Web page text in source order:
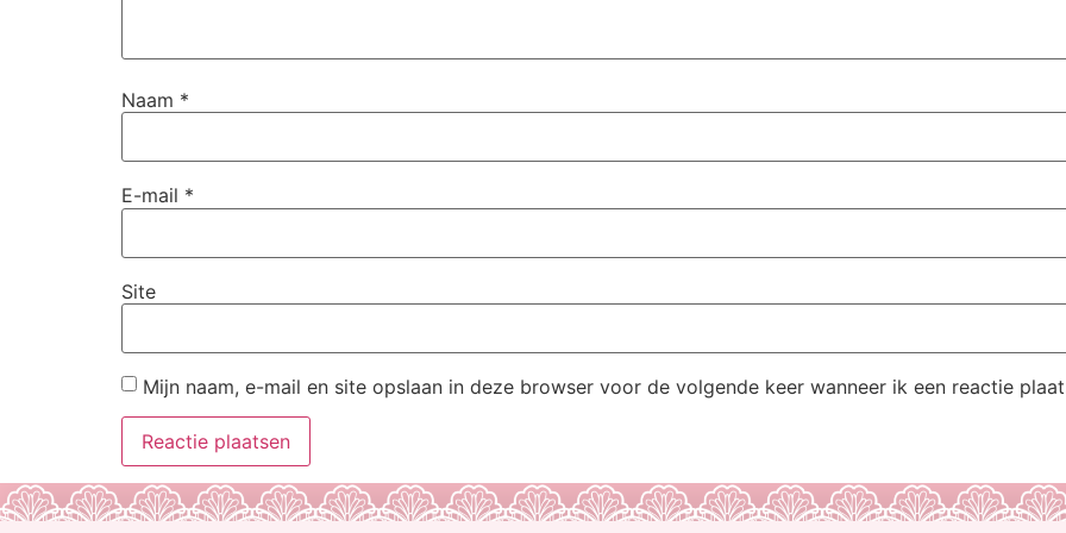
Naam *
E-mail *
Site
Mijn naam, e-mail en site opslaan in deze browser voor de volgende keer wanneer ik een reactie